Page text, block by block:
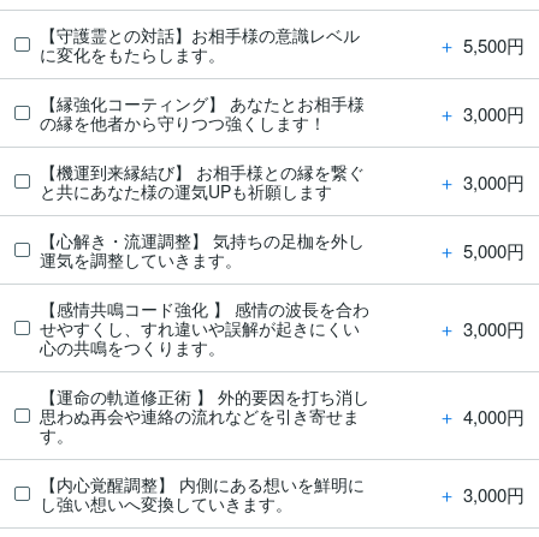
【守護霊との対話】お相手様の意識レベル
に変化をもたらします。
＋ 5,500円
【縁強化コーティング】 あなたとお相手様
の縁を他者から守りつつ強くします！
＋ 3,000円
【機運到来縁結び】 お相手様との縁を繋ぐ
と共にあなた様の運気UPも祈願します
＋ 3,000円
【心解き・流運調整】 気持ちの足枷を外し
運気を調整していきます。
＋ 5,000円
【感情共鳴コード強化 】 感情の波長を合わ
せやすくし、すれ違いや誤解が起きにくい
心の共鳴をつくります。
＋ 3,000円
【運命の軌道修正術 】 外的要因を打ち消し
思わぬ再会や連絡の流れなどを引き寄せま
す。
＋ 4,000円
【内心覚醒調整】 内側にある想いを鮮明に
し強い想いへ変換していきます。
＋ 3,000円